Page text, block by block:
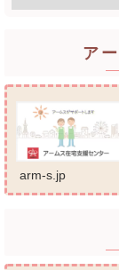
ア
arm-s.jp